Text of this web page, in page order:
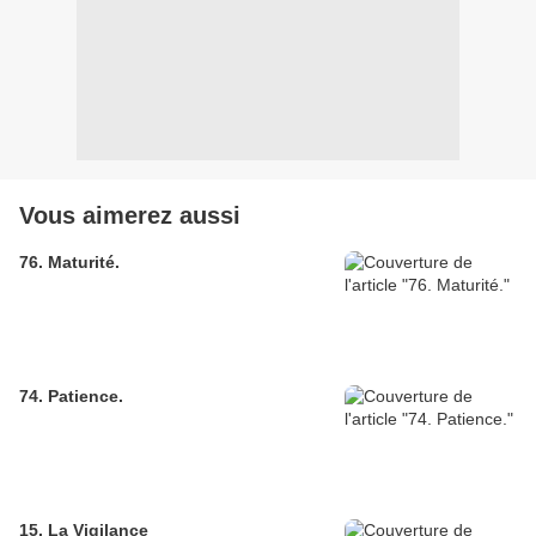
Vous aimerez aussi
76. Maturité.
74. Patience.
15. La Vigilance